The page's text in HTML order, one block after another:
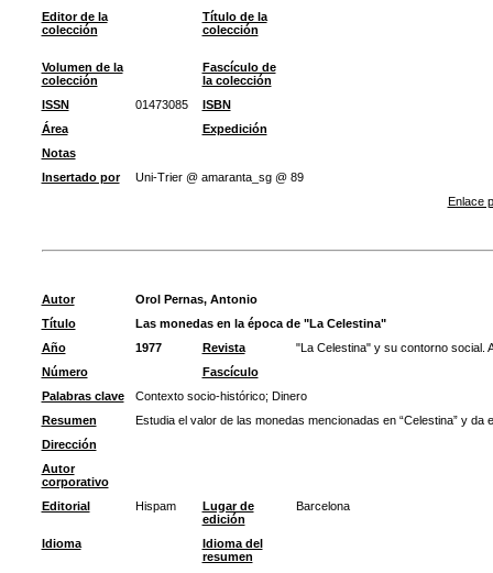
Editor de la
colección
Título de la
colección
Volumen de la
colección
Fascículo de
la colección
ISSN
01473085
ISBN
Área
Expedición
Notas
Insertado por
Uni-Trier @ amaranta_sg @ 89
Enlace
Autor
Orol Pernas, Antonio
Título
Las monedas en la época de "La Celestina"
Año
1977 Revista
"La Celestina" y su contorno social.
Número
Fascículo
Palabras clave
Contexto socio-histórico; Dinero
Resumen
Estudia el valor de las monedas mencionadas en “Celestina” y
Dirección
Autor
corporativo
Editorial
Hispam
Lugar de
edición
Barcelona
Idioma
Idioma del
resumen